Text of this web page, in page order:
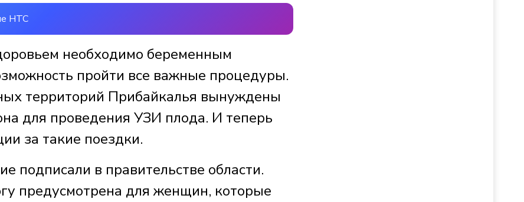
НТС
необходимо беременным
пройти все важные процедуры.
территорий Прибайкалья вынуждены
для проведения УЗИ плода. И теперь
за такие поездки.
подписали в правительстве области.
предусмотрена для женщин, которые